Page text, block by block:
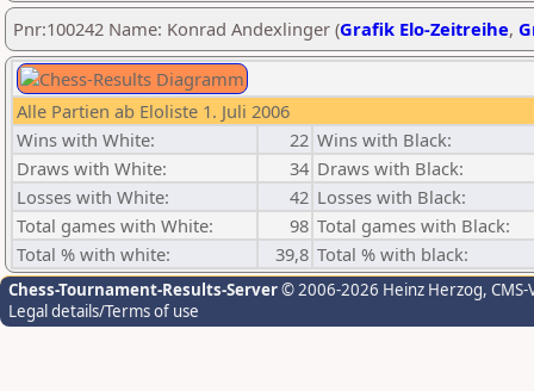
Pnr:100242 Name: Konrad Andexlinger (Grafik Elo-Zeitreihe,
Alle Partien ab Eloliste 1. Juli 2006
Wins with White:
22 Wins with Black:
Draws with White:
34 Draws with Black:
Losses with White:
42 Losses with Black:
Total games with White:
98 Total games with Black:
Total % with white:
39,8 Total % with black:
Chess-Tournament-Results-Server© 2006-2026 Heinz Herzog,
Legal details/Terms of use